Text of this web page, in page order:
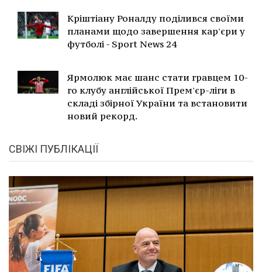
Кріштіану Роналду поділився своїми
планами щодо завершення кар'єри у
футболі - Sport News 24
Ярмолюк має шанс стати гравцем 10-
го клубу англійської Прем'єр-ліги в
складі збірної України та встановити
новий рекорд.
СВІЖІ ПУБЛІКАЦІЇ